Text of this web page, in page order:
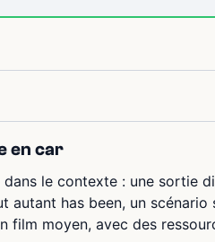
en car
le contexte : une sortie
autant has been, un scénario
moyen, avec des